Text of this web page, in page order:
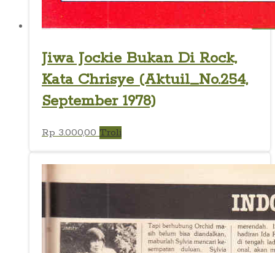
Jiwa Jockie Bukan Di Rock,
Kata Chrisye (Aktuil_No.254,
September 1978)
Rp3.000,00 Troli